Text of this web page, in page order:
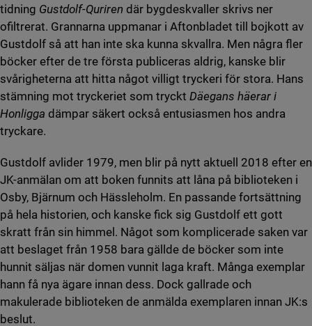
tidning Gustdolf-Quriren där bygdeskvaller skrivs ner
ofiltrerat. Grannarna uppmanar i Aftonbladet till bojkott av
Gustdolf så att han inte ska kunna skvallra. Men några fler
böcker efter de tre första publiceras aldrig, kanske blir
svårigheterna att hitta något villigt tryckeri för stora. Hans
stämning mot tryckeriet som tryckt Däegans häerar i
Honligga dämpar säkert också entusiasmen hos andra
tryckare.
Gustdolf avlider 1979, men blir på nytt aktuell 2018 efter en
JK-anmälan om att boken funnits att låna på biblioteken i
Osby, Bjärnum och Hässleholm. En passande fortsättning
på hela historien, och kanske fick sig Gustdolf ett gott
skratt från sin himmel. Något som komplicerade saken var
att beslaget från 1958 bara gällde de böcker som inte
hunnit säljas när domen vunnit laga kraft. Många exemplar
hann få nya ägare innan dess. Dock gallrade och
makulerade biblioteken de anmälda exemplaren innan JK:s
beslut.